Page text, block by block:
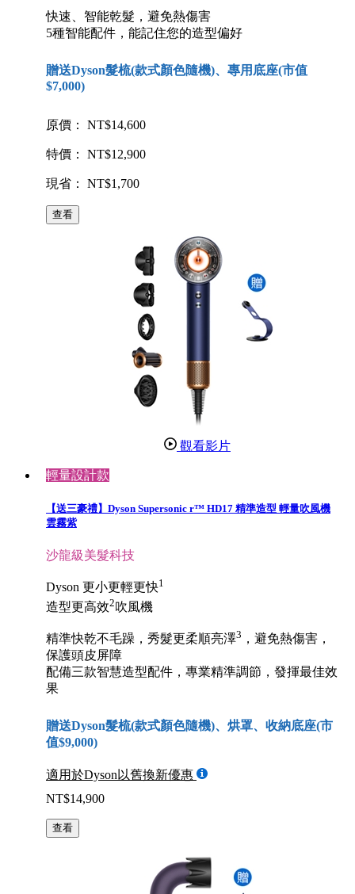
快速、智能乾髮，避免熱傷害
5種智能配件，能記住您的造型偏好
贈送Dyson髮梳(款式顏色隨機)、專用底座(市值
$7,000)
原價： NT$14,600
特價： NT$12,900
現省： NT$1,700
查看
觀看影片
輕量設計款
【送三豪禮】Dyson Supersonic r™ HD17 精準造型 輕量吹風機
雲霧紫
沙龍級美髮科技
Dyson 更小更輕更快1
造型更高效2吹風機
精準快乾不毛躁，秀髮更柔順亮澤3 ，避免熱傷害，
保護頭皮屏障
配備三款智慧造型配件，專業精準調節，發揮最佳效
果
贈送Dyson髮梳(款式顏色隨機)、烘罩、收納底座(市
值$9,000)
適用於Dyson以舊換新優惠
NT$14,900
查看